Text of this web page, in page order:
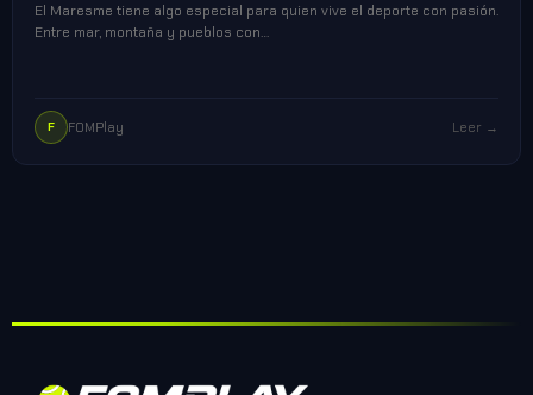
El Maresme tiene algo especial para quien vive el deporte con pasión.
Entre mar, montaña y pueblos con…
F FOMPlay Leer →